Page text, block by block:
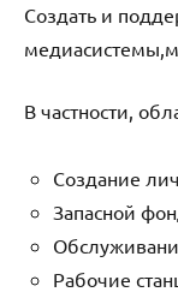
Создать и
В частности,
Создание
Запасной
Рабочие